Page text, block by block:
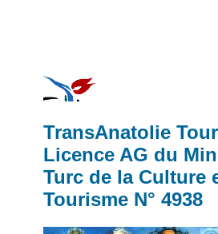
TransAnatolie Tour
Licence AG du
Turc de la Culture
Tourisme N° 4938